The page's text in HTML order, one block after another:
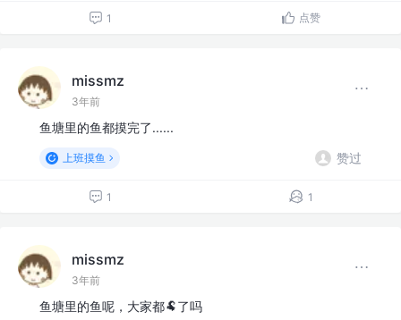
1 点赞
missmz
3年前
鱼塘里的鱼都摸完了......
上班摸鱼 赞过
1 1
missmz
3年前
鱼塘里的鱼呢，大家都🐏了吗